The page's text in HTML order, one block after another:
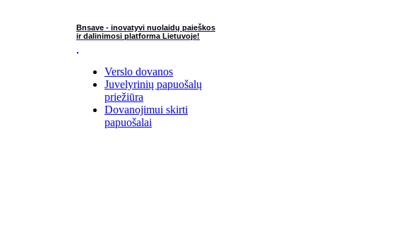
Bnsave - inovatyvi nuolaidų paieškos
ir dalinimosi platforma Lietuvoje!
Verslo dovanos
Juvelyrinių papuošalų
priežiūra
Dovanojimui skirti
papuošalai